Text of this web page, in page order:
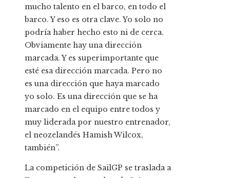
mucho talento en el barco, en todo el
barco. Y eso es otra clave. Yo solo no
podría haber hecho esto ni de cerca.
Obviamente hay una dirección
marcada. Y es superimportante que
esté esa dirección marcada. Pero no
es una dirección que haya marcado
yo solo. Es una dirección que se ha
marcado en el equipo entre todos y
muy liderada por nuestro entrenador,
el neozelandés Hamish Wilcox,
también”.
La competición de SailGP se traslada a